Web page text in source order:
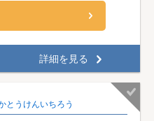
詳細を見る
とうけんいちろう